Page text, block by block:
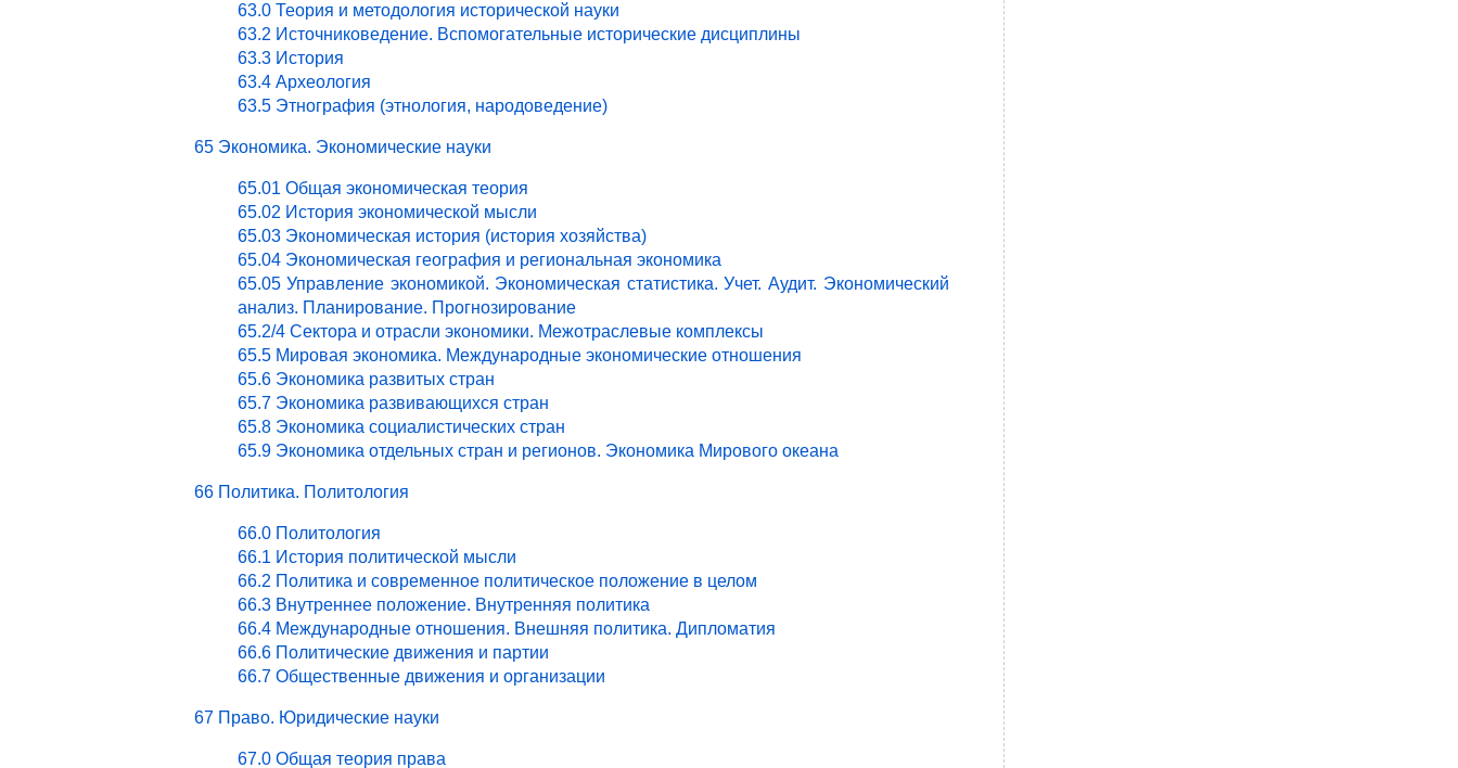
63.0 Теория и методология исторической науки
63.2 Источниковедение. Вспомогательные исторические дисциплины
63.3 История
63.4 Археология
63.5 Этнография (этнология, народоведение)
65 Экономика. Экономические науки
65.01 Общая экономическая теория
65.02 История экономической мысли
65.03 Экономическая история (история хозяйства)
65.04 Экономическая география и региональная экономика
65.05 Управление экономикой. Экономическая статистика. Учет. Аудит. Экономический
анализ. Планирование. Прогнозирование
65.2/4 Сектора и отрасли экономики. Межотраслевые комплексы
65.5 Мировая экономика. Международные экономические отношения
65.6 Экономика развитых стран
65.7 Экономика развивающихся стран
65.8 Экономика социалистических стран
65.9 Экономика отдельных стран и регионов. Экономика Мирового океана
66 Политика. Политология
66.0 Политология
66.1 История политической мысли
66.2 Политика и современное политическое положение в целом
66.3 Внутреннее положение. Внутренняя политика
66.4 Международные отношения. Внешняя политика. Дипломатия
66.6 Политические движения и партии
66.7 Общественные движения и организации
67 Право. Юридические науки
67.0 Общая теория права